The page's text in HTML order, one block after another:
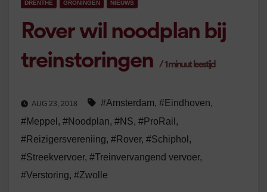
DRENTHE GRONINGEN NIEUWS
Rover wil noodplan bij
treinstoringen
/1 minuut leestijd
AUG 23, 2018 #Amsterdam, #Eindhoven,
#Meppel , #Noodplan, #NS, #ProRail ,
#Reizigersvereniing, #Rover, #Schiphol ,
#Streekvervoer, #Treinvervangend vervoer,
#Verstoring, #Zwolle